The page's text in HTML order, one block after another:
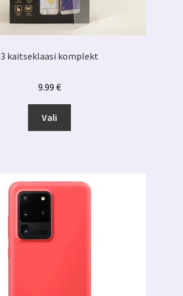
3 kaitseklaasi komplekt
9.99 €
Vali
Valikuid